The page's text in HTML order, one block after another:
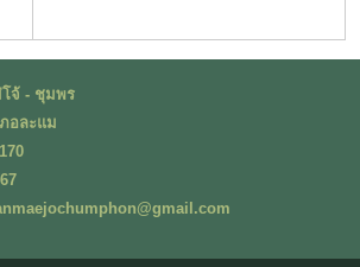
จ้ - ชุมพร
อละแม